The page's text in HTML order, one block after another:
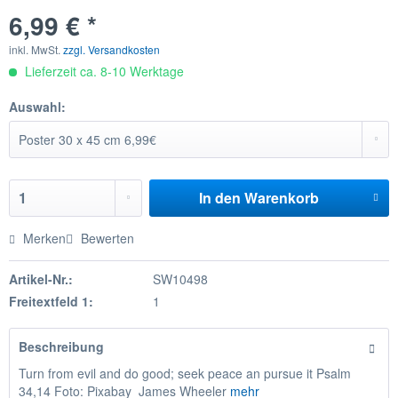
6,99 € *
inkl. MwSt.zzgl. Versandkosten
Lieferzeit ca. 8-10 Werktage
Auswahl:
In den Warenkorb
Merken Bewerten
Artikel-Nr.:
SW10498
Freitextfeld 1:
1
Beschreibung
Turn from evil and do good; seek peace an pursue it Psalm
34,14 Foto: Pixabay James Wheeler mehr